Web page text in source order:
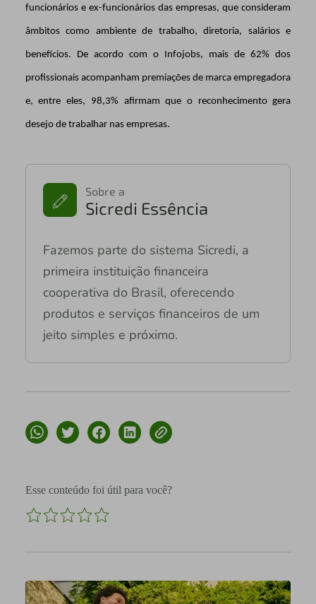
funcionários e ex-funcionários das empresas, que consideram
âmbitos como ambiente de trabalho, diretoria, salários e
benefícios. De acordo com o Infojobs, mais de 62% dos
profissionais acompanham premiações de marca empregadora
e, entre eles, 98,3% afirmam que o reconhecimento gera
desejo de trabalhar nas empresas.
Sobre a
Sicredi Essência
Fazemos parte do sistema Sicredi, a
primeira instituição financeira
cooperativa do Brasil, oferecendo
produtos e serviços financeiros de um
jeito simples e próximo.
Esse conteúdo foi útil para você?